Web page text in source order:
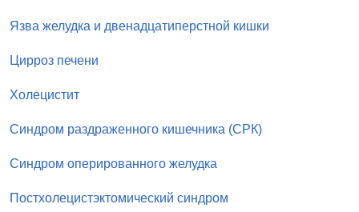
Язва желудка и двенадцатиперстной кишки
Цирроз печени
Холецистит
Синдром раздраженного кишечника (СРК)
Синдром оперированного желудка
Постхолецистэктомический синдром